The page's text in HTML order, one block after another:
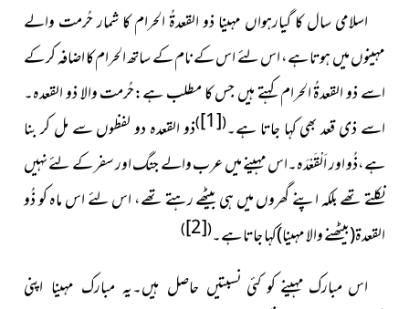
اسلامی سال کا گیارہواں مہینا ذو القعدۃُ الحرام کا شمار حُرمت والے
مہینوں میں ہوتا ہے، اس لئے اس کے نام کے ساتھ الحرام کا اضافہ کر کے
اسے ذو القعدۃُ الحرام کہتے ہیں جس کا مطلب ہے:حُرمت والا ذو القعدہ۔
اسے ذی قعد بھی کہا جاتا ہے۔(
[1]
)ذو القعدہ دو لفظوں سے مل کر بنا
ہے،ذُو اور اَلْقَعْدَہ۔اس مہینے میں عرب والے جنگ اور سفر کے لئے نہیں
نکلتے تھے بلکہ اپنے گھروں میں ہی بیٹھے رہتے تھے، اس لئے اس ماہ کو ذُو
القعدۃ(بیٹھنے والا مہینا)کہا جاتا ہے۔(
[2]
)
اس مبارک مہینے کو کئی نسبتیں حاصل ہیں۔یہ مبارک مہینا اپنی